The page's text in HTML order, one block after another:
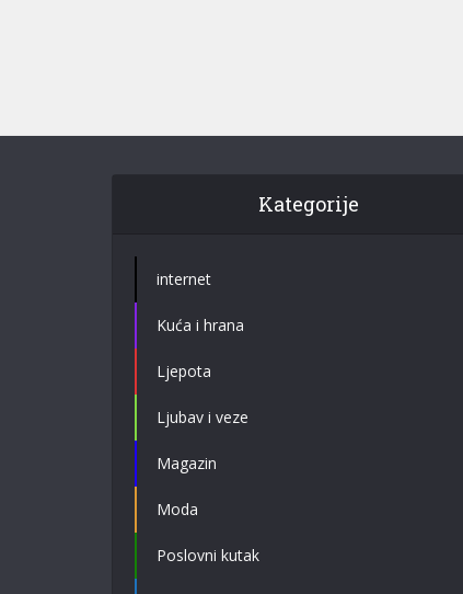
Kategorije
internet
Kuća i hrana
Ljepota
Ljubav i veze
Magazin
Moda
Poslovni kutak